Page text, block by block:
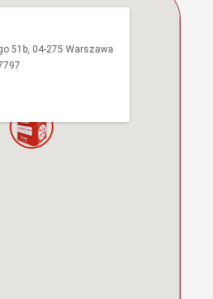
51b, 04-275 Warszawa